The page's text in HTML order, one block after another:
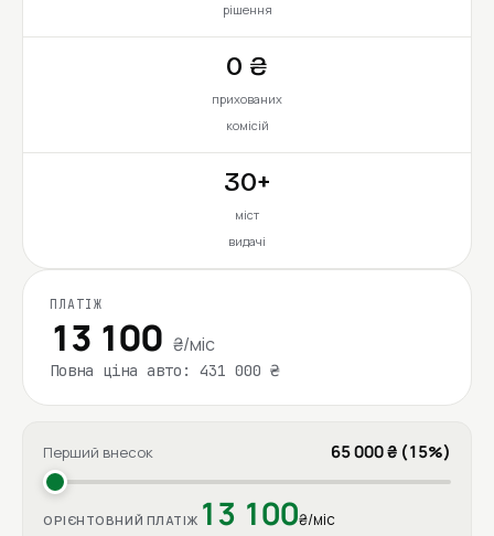
рішення
0 ₴
прихованих
комісій
30+
міст
видачі
ПЛАТІЖ
13 100 ₴/міс
Повна ціна авто: 431 000 ₴
Перший внесок 65 000 ₴ (15%)
ОРІЄНТОВНИЙ ПЛАТІЖ 13 100₴/міс